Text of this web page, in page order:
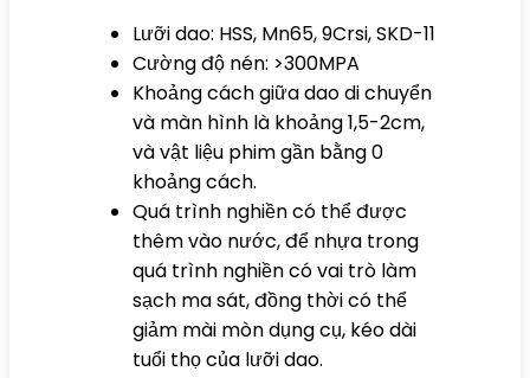
Lưỡi dao: HSS, Mn65, 9Crsi, SKD-11
Cường độ nén: >300MPA
Khoảng cách giữa dao di chuyển
và màn hình là khoảng 1,5-2cm,
và vật liệu phim gần bằng 0
khoảng cách.
Quá trình nghiền có thể được
thêm vào nước, để nhựa trong
quá trình nghiền có vai trò làm
sạch ma sát, đồng thời có thể
giảm mài mòn dụng cụ, kéo dài
tuổi thọ của lưỡi dao.